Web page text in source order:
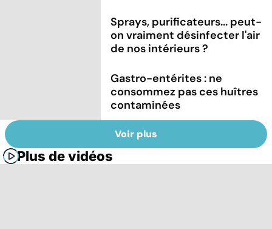
Sprays, purificateurs... peut-
on vraiment désinfecter l'air
de nos intérieurs ?
Gastro-entérites : ne
consommez pas ces huîtres
contaminées
Voir plus
Plus de vidéos